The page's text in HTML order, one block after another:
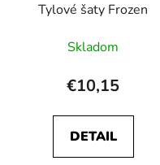
Tylové šaty Frozen
Skladom
€10,15
DETAIL